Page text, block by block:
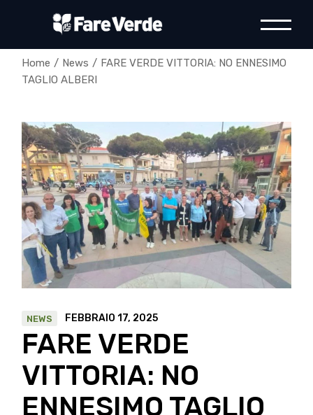
Home News
FARE VERDE VITTORIA: NO ENNESIMO
TAGLIO ALBERI
NEWS FEBBRAIO 17, 2025
FARE VERDE
VITTORIA: NO
ENNESIMO TAGLIO